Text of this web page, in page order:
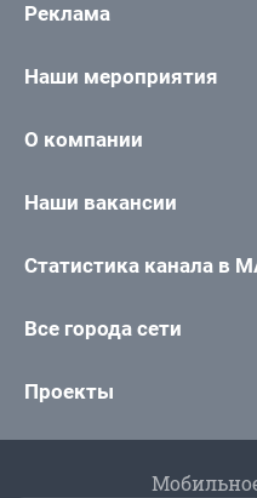
Реклама
Наши мероприятия
О компании
Наши вакансии
Статистика канала в
Все города сети
Проекты